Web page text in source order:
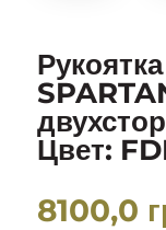
Цвет:
8100,0